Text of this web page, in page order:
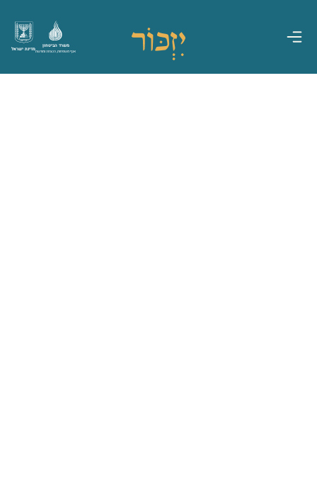
מדינת ישראל
משרד הביטחון
אגף משפחות, הנצחה ומורשת